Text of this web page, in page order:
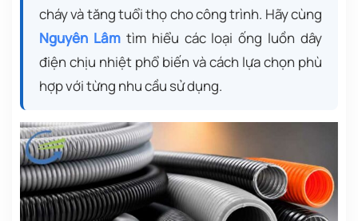
cháy và tăng tuổi thọ cho công trình. Hãy cùng
Nguyên Lâmtìm hiểu các loại ống luồn dây
điện chịu nhiệt phổ biến và cách lựa chọn phù
hợp với từng nhu cầu sử dụng.